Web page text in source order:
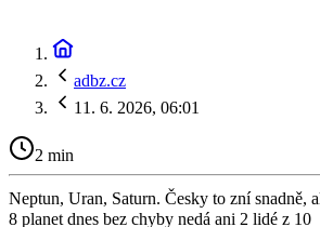
adbz.cz
11. 6. 2026, 06:01
2 min
Neptun, Uran, Saturn. Česky to zní snadně,
8 planet dnes bez chyby nedá ani 2 lidé z 10